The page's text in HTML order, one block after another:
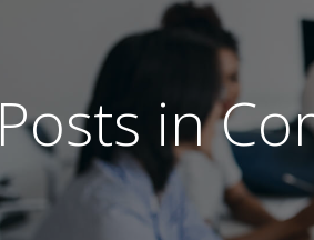
Posts in